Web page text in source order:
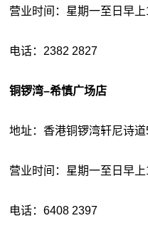
营业时间：星期一至日早
电话：2382 2827
铜锣湾–希慎广场店
地址：香港铜锣湾轩尼诗
营业时间：星期一至日早
电话：6408 2397